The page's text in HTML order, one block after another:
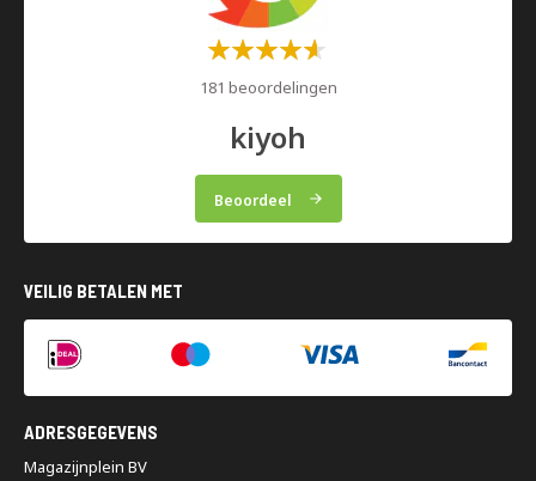
Waardering:
181 beoordelingen
kiyoh
Beoordeel
VEILIG BETALEN MET
ADRESGEGEVENS
Magazijnplein BV